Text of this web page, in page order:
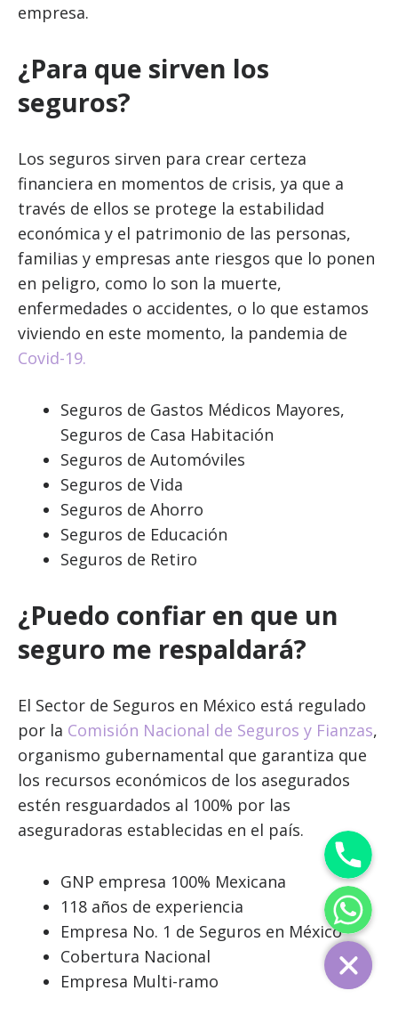
empresa.
¿Para que sirven los
seguros?
Los seguros sirven para crear certeza
financiera en momentos de crisis, ya que a
través de ellos se protege la estabilidad
económica y el patrimonio de las personas,
familias y empresas ante riesgos que lo ponen
en peligro, como lo son la muerte,
enfermedades o accidentes, o lo que estamos
viviendo en este momento, la pandemia de
Covid-19.
Seguros de Gastos Médicos Mayores,
Seguros de Casa Habitación
Seguros de Automóviles
Seguros de Vida
Seguros de Ahorro
Seguros de Educación
Seguros de Retiro
¿Puedo confiar en que un
seguro me respaldará?
El Sector de Seguros en México está regulado
por la Comisión Nacional de Seguros y Fianzas,
organismo gubernamental que garantiza que
los recursos económicos de los asegurados
estén resguardados al 100% por las
aseguradoras establecidas en el país.
GNP empresa 100% Mexicana
118 años de experiencia
Empresa No. 1 de Seguros en México
Cobertura Nacional
Empresa Multi-ramo